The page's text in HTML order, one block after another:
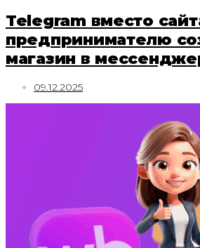
Telegram вместо
предпринимателю
магазин в
09.12.2025